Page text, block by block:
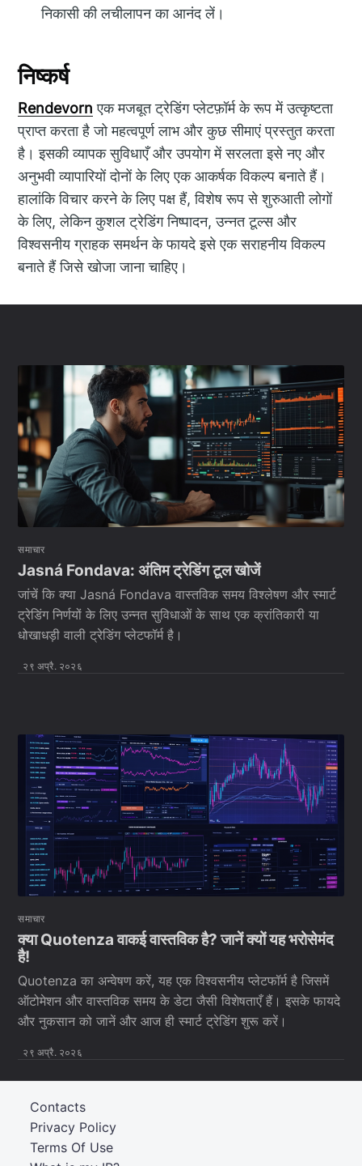
निकासी की लचीलापन का आनंद लें।
निष्कर्ष
Rendevorn एक मजबूत ट्रेडिंग प्लेटफ़ॉर्म के रूप में उत्कृष्टता
प्राप्त करता है जो महत्वपूर्ण लाभ और कुछ सीमाएं प्रस्तुत करता
है। इसकी व्यापक सुविधाएँ और उपयोग में सरलता इसे नए और
अनुभवी व्यापारियों दोनों के लिए एक आकर्षक विकल्प बनाते हैं।
हालांकि विचार करने के लिए पक्ष हैं, विशेष रूप से शुरुआती लोगों
के लिए, लेकिन कुशल ट्रेडिंग निष्पादन, उन्नत टूल्स और
विश्वसनीय ग्राहक समर्थन के फायदे इसे एक सराहनीय विकल्प
बनाते हैं जिसे खोजा जाना चाहिए।
समाचार
Jasná Fondava: अंतिम ट्रेडिंग टूल खोजें
जांचें कि क्या Jasná Fondava वास्तविक समय विश्लेषण और स्मार्ट
ट्रेडिंग निर्णयों के लिए उन्नत सुविधाओं के साथ एक क्रांतिकारी या
धोखाधड़ी वाली ट्रेडिंग प्लेटफॉर्म है।
२९ अप्रै. २०२६
समाचार
क्या Quotenza वाकई वास्तविक है? जानें क्यों यह भरोसेमंद
है!
Quotenza का अन्वेषण करें, यह एक विश्वसनीय प्लेटफॉर्म है जिसमें
ऑटोमेशन और वास्तविक समय के डेटा जैसी विशेषताएँ हैं। इसके फायदे
और नुकसान को जानें और आज ही स्मार्ट ट्रेडिंग शुरू करें।
२९ अप्रै. २०२६
Terms Of Use
Privacy Policy
Contacts